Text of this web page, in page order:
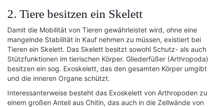
2. Tiere besitzen ein Skelett
Damit die Mobilität von Tieren gewährleistet wird, ohne eine
mangelnde Stabilität in Kauf nehmen zu müssen, existiert bei
Tieren ein Skelett. Das Skelett besitzt sowohl Schutz- als auch
Stützfunktionen im tierischen Körper. Gliederfüßer (Arthropoda)
besitzen ein sog. Exoskelett, das den gesamten Körper umgibt
und die inneren Organe schützt.
Interessanterweise besteht das Exoskelett von Arthropoden zu
einem großen Anteil aus Chitin, das auch in die Zellwände von